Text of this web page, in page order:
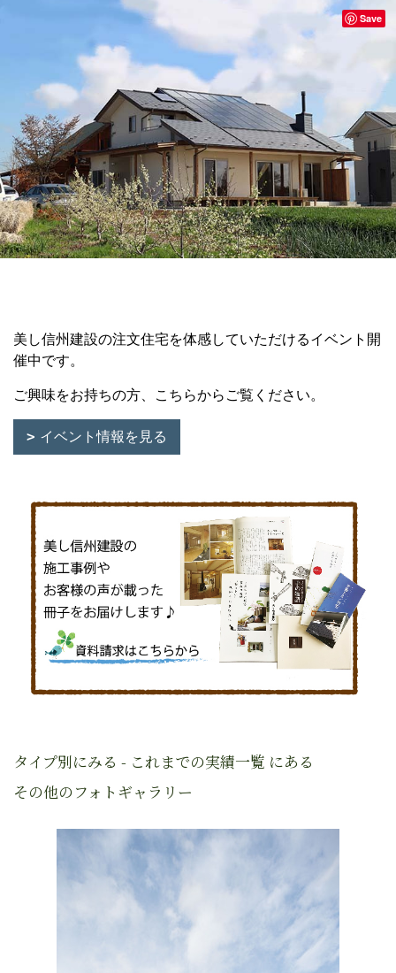
Save
美し信州建設の注文住宅を体感していただけるイベント開
催中です。
ご興味をお持ちの方、こちらからご覧ください。
イベント情報を見る
タイプ別にみる - これまでの実績一覧 にある
その他のフォトギャラリー